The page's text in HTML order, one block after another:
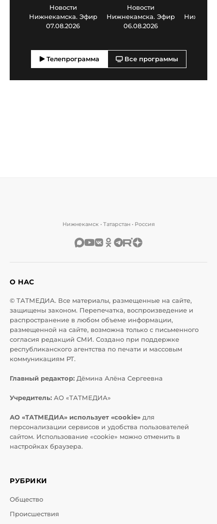
Новости
Нижнекамска. Эфир
07.08.2026
Новости
Нижнекамска. Эфир
06.08.2026
Телепрограмма Все программы
Нижнекамск • Татарстан • Россия
О НАС
© ТАТМЕДИА. Все материалы, размещенные на сайте,
защищены законом. Перепечатка, воспроизведение и
распространение в любом объеме информации,
размещенной на сайте, возможна только с письменного
согласия редакций СМИ. Создано при поддержке
республиканского агентства по печати и массовым
коммуникациям РТ.
Главный редактор: Дёмина Алёна Сергеевна
Учредитель: АО «ТАТМЕДИА»
АО «ТАТМЕДИА» использует «cookie» для
персонализации сервисов и удобства пользователей
сайтом. Использование «cookie» можно отменить в
настройках браузера.
РУБРИКИ
Общество
Происшествия